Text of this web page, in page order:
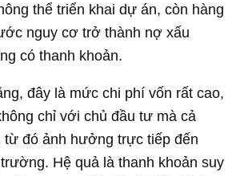
thể triển khai dự án, còn hàng
nguy cơ trở thành nợ xấu
có thanh khoản.
đây là mức chi phí vốn rất cao,
chỉ với chủ đầu tư mà cả
từ đó ảnh hưởng trực tiếp đến
Hệ quả là thanh khoản suy